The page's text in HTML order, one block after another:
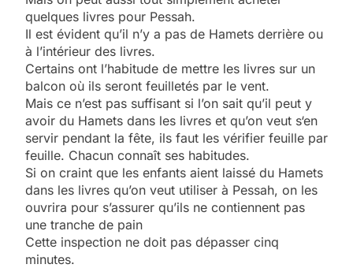
quelques livres pour Pessah.
Il est évident qu’il n’y a pas de Hamets derrière ou
à l’intérieur des livres.
Certains ont l’habitude de mettre les livres sur un
balcon où ils seront feuilletés par le vent.
Mais ce n’est pas suffisant si l’on sait qu’il peut y
avoir du Hamets dans les livres et qu’on veut s‘en
servir pendant la fête, ils faut les vérifier feuille par
feuille. Chacun connaît ses habitudes.
Si on craint que les enfants aient laissé du Hamets
dans les livres qu’on veut utiliser à Pessah, on les
ouvrira pour s’assurer qu’ils ne contiennent pas
une tranche de pain
Cette inspection ne doit pas dépasser cinq
minutes.